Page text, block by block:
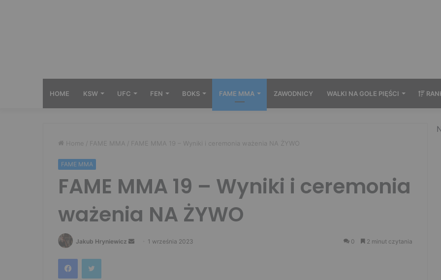
HOME KSW UFC FEN BOKS FAME MMA ZAWODNICY WALKI NA GOŁE PIĘŚCI
Home / FAME MMA / FAME MMA 19 – Wyniki i ceremonia ważenia NA ŻYWO
FAME MMA
FAME MMA 19 – Wyniki i ceremonia
ważenia NA ŻYWO
Jakub Hryniewicz
Send 1 września 2023 0 2 minut czytania
FacebookTwitter